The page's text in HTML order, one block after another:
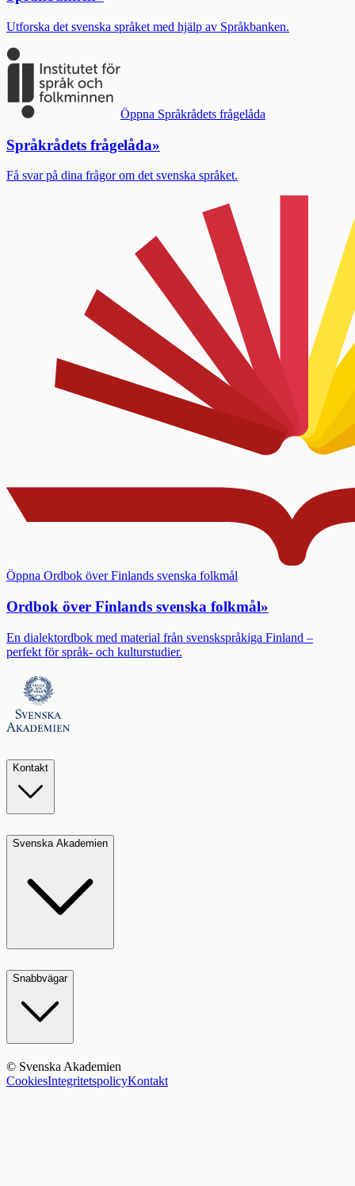
Utforska det svenska språket med hjälp av Språkbanken.
Öppna Språkrådets frågelåda
Språkrådets frågelåda»
Få svar på dina frågor om det svenska språket.
Öppna Ordbok över Finlands svenska folkmål
Ordbok över Finlands svenska folkmål»
En dialektordbok med material från svenskspråkiga Finland –
perfekt för språk- och kulturstudier.
Kontakt
Svenska Akademien
Snabbvägar
© Svenska Akademien
CookiesIntegritetspolicyKontakt